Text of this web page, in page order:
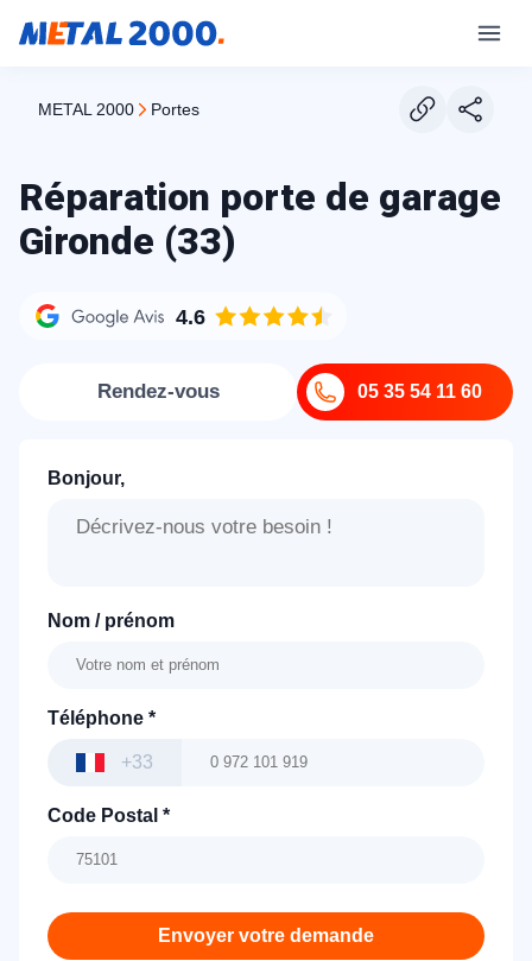
METAL 2000 portes
Réparation porte de garage
Gironde (33)
4.6
05 35 54 11 60
Rendez-vous
Bonjour,
Nom / prénom
Téléphone *
+33
Code Postal *
Envoyer votre demande